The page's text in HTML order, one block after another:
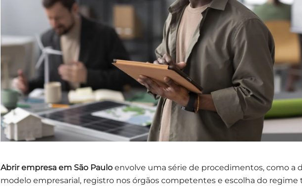
Abrir empresa em São Paulo envolve uma série de procedimentos, como a
modelo empresarial, registro nos órgãos competentes e escolha do regime